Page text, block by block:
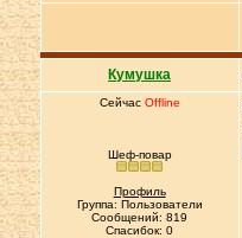
Кумушка
Сейчас Offline
Шеф-повар
Профиль
Группа: Пользователи
Сообщений: 819
Спасибок: 0